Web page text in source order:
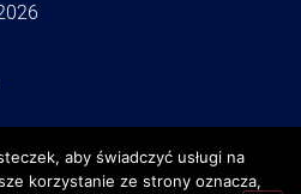
aby świadczyć usługi na
korzystanie ze strony oznacza,